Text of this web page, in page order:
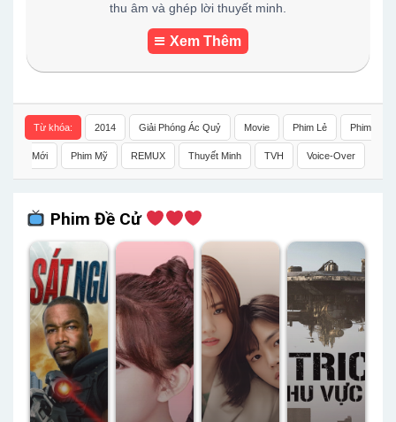
thu âm và ghép lời thuyết minh.
Xem Thêm
Từ khóa: 2014 Giải Phóng Ác Quỷ Movie Phim Lẻ Phim
Mới Phim Mỹ REMUX Thuyết Minh TVH Voice-Over
Phim Đề Cử